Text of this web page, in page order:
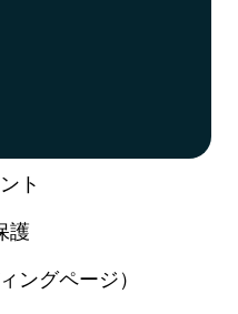
ト
護
ングページ）